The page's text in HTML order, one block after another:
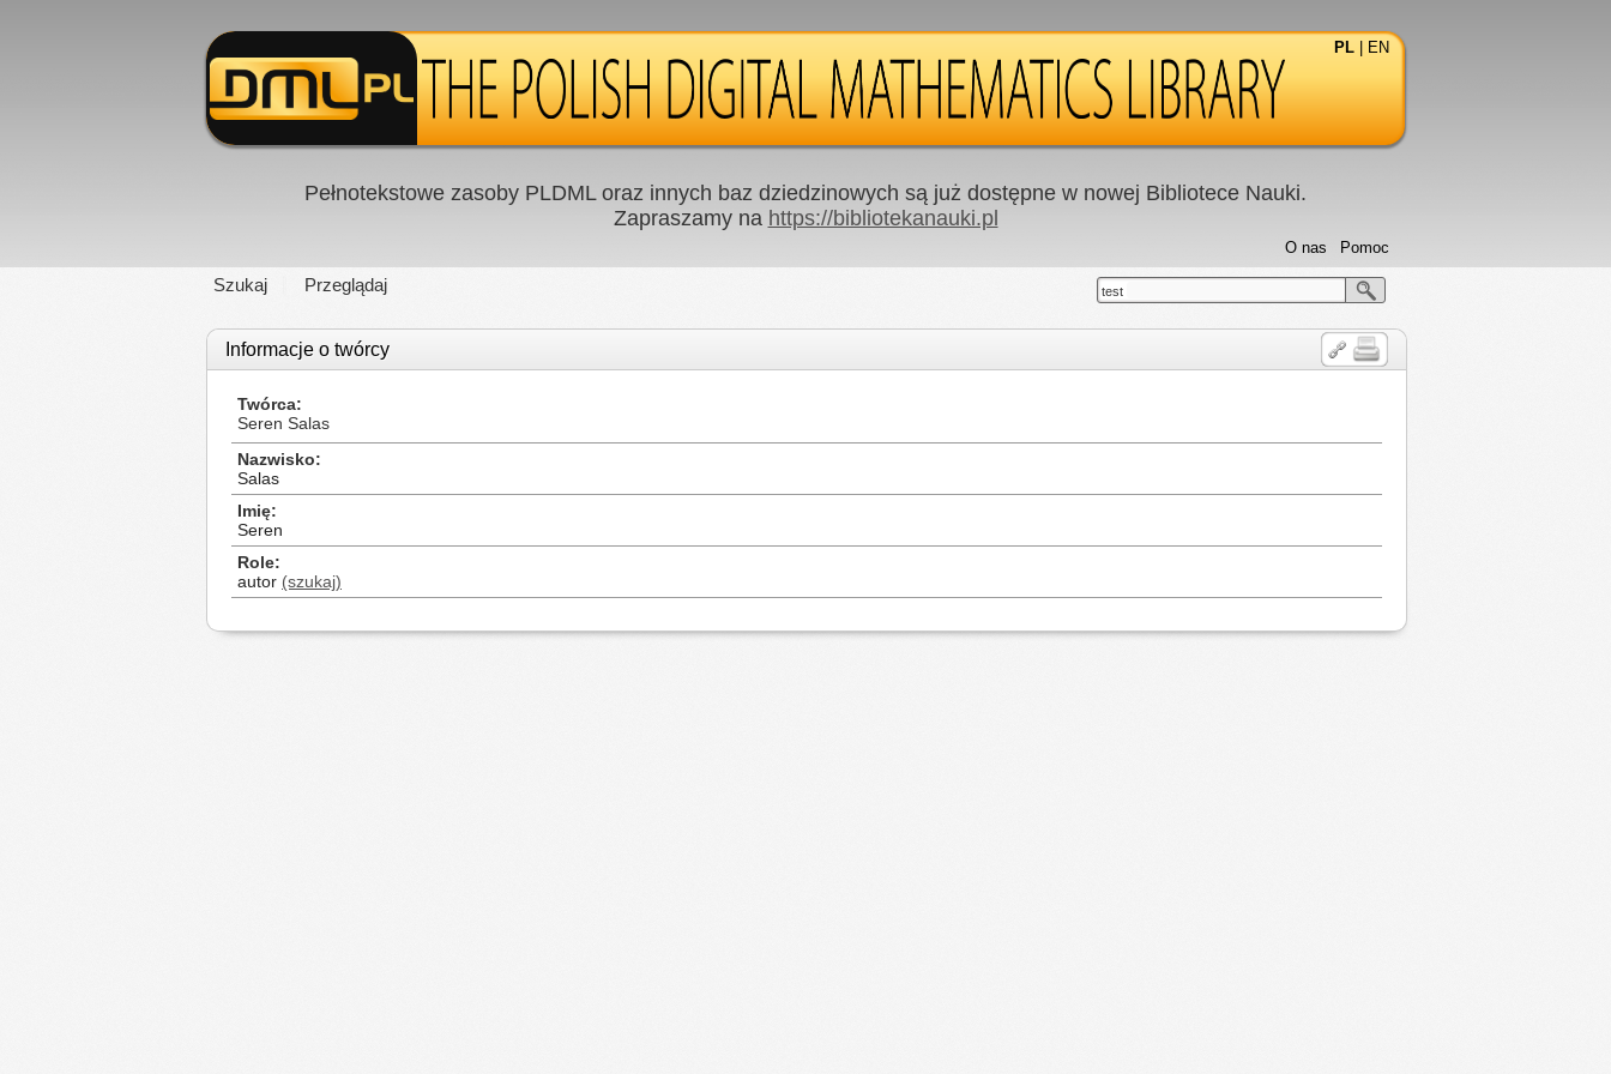
PL EN
Pełnotekstowe zasoby PLDML oraz innych baz dziedzinowych są już dostępne w nowej Bibliotece Nauki.
Zapraszamy na https://bibliotekanauki.pl
Szukaj Przeglądaj
Pomoc
O nas
test
Informacje o twórcy
Twórca
Seren Salas
Nazwisko
Salas
Imię
Seren
Role
autor (szukaj)